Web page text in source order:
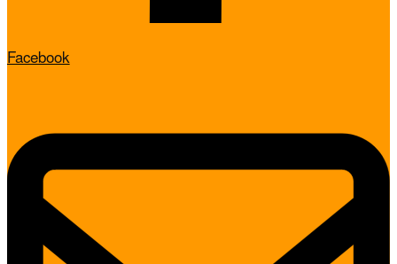
Facebook